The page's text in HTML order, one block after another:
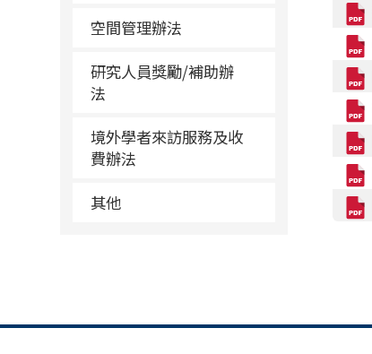
空間管理辦法
研究人員獎勵/補助辦
法
境外學者來訪服務及收
費辦法
其他